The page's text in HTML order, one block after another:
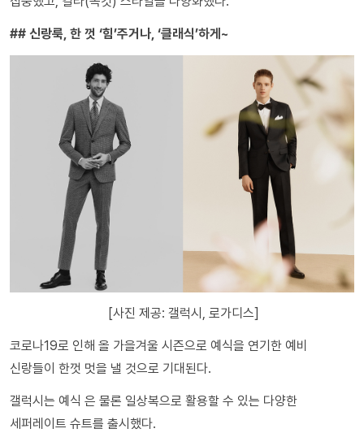
## 신랑룩, 한 껏 ‘힘’주거나, ‘클래식’하게~
[사진 제공: 갤럭시, 로가디스]
코로나19로 인해 올 가을겨울 시즌으로 예식을 연기한 예비
신랑들이 한껏 멋을 낼 것으로 기대된다.
갤럭시는 예식 은 물론 일상복으로 활용할 수 있는 다양한
세퍼레이트 슈트를 출시했다.